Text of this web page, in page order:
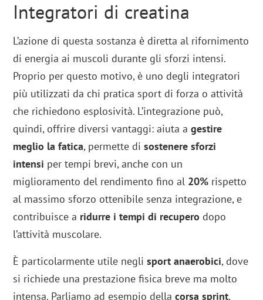
Integratori di creatina
L’azione di questa sostanza è diretta al rifornimento
di energia ai muscoli durante gli sforzi intensi.
Proprio per questo motivo, è uno degli integratori
più utilizzati da chi pratica sport di forza o attività
che richiedono esplosività. L’integrazione può,
quindi, offrire diversi vantaggi: aiuta agestire
meglio la fatica, permette disostenere sforzi
intensi per tempi brevi, anche con un
miglioramento del rendimento fino al 20% rispetto
al massimo sforzo ottenibile senza integrazione, e
contribuisce a ridurre i tempi di recupero dopo
l’attività muscolare.
È particolarmente utile neglisport anaerobici, dove
si richiede una prestazione fisica breve ma molto
intensa. Parliamo ad esempio dellacorsa sprint,